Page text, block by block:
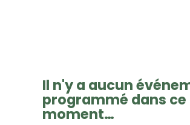
Il n'y a aucun
programmé dans ce
moment…